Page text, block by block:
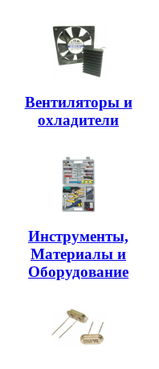
Вентиляторы и
охладители
Инструменты,
Материалы и
Оборудование